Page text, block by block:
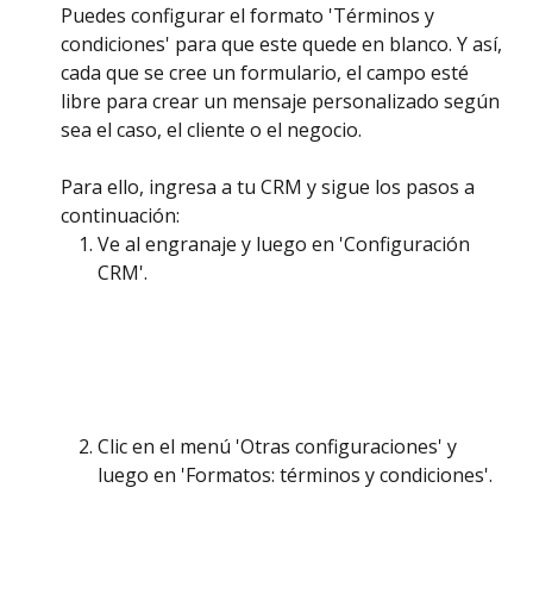
Puedes configurar el formato 'Términos y
condiciones' para que este quede en blanco. Y así,
cada que se cree un formulario, el campo esté
libre para crear un mensaje personalizado según
sea el caso, el cliente o el negocio.
Para ello, ingresa a tu CRM y sigue los pasos a
continuación:
Ve al engranaje y luego en 'Configuración
CRM'.
Clic en el menú 'Otras configuraciones' y
luego en 'Formatos: términos y condiciones'.